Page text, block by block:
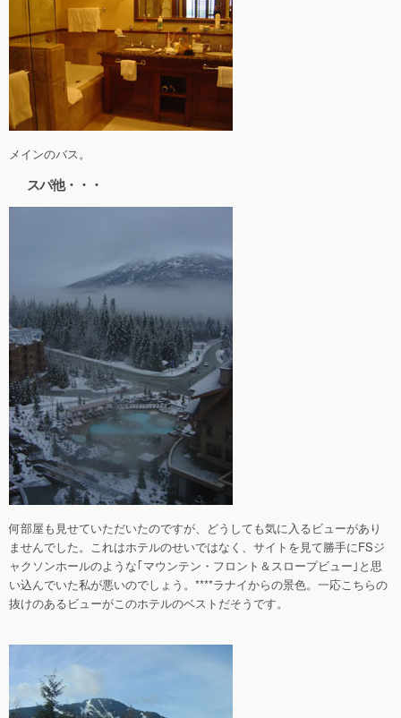
メインのバス。
スパ他・・・
何部屋も見せていただいたのですが、どうしても気に入るビューがあり
ませんでした。これはホテルのせいではなく、サイトを見て勝手にFSジ
ャクソンホールのような｢マウンテン・フロント＆スロープビュー｣と思
い込んでいた私が悪いのでしょう。****ラナイからの景色。一応こちらの
抜けのあるビューがこのホテルのベストだそうです。